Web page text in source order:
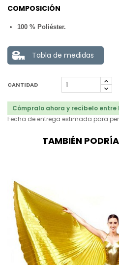
COMPOSICIÓN
100 % Poliéster.
Tabla de medidas
CANTIDAD
Cómpralo ahora y recíbelo entre
Fecha de entrega estimada para
TAMBIÉN